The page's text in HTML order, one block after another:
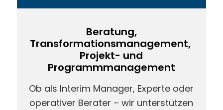
Beratung,
Transformationsmanagement,
Projekt- und
Programmmanagement
Ob als Interim Manager, Experte oder
operativer Berater – wir unterstützen